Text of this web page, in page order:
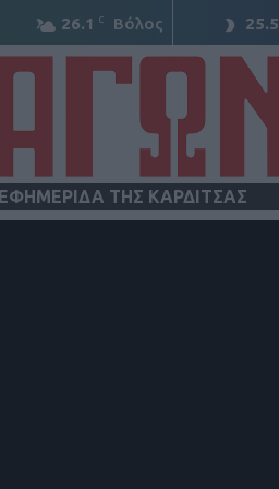
26.1 C Βόλος 25.5
ΤΗΣ ΚΑΡΔΙΤΣΑΣ